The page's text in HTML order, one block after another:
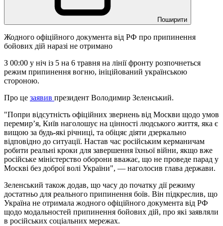
Поширити
Жодного офіційного документа від РФ про припинення
бойових дій наразі не отримано
З 00:00 у ніч із 5 на 6 травня на лінії фронту розпочнеться
режим припинення вогню, ініційований українською
стороною.
Про це заявив президент Володимир Зеленський.
"Попри відсутність офіційних звернень від Москви щодо умов
перемир’я, Київ наголошує на цінності людського життя, яка є
вищою за будь-які річниці, та обіцяє діяти дзеркально
відповідно до ситуації. Настав час російським керманичам
робити реальні кроки для завершення їхньої війни, якщо вже
російське міністерство оборони вважає, що не проведе парад у
Москві без доброї волі України", — наголосив глава держави.
Зеленський також додав, що часу до початку дії режиму
достатньо для реального припинення боїв. Він підкреслив, що
Україна не отримала жодного офіційного документа від РФ
щодо модальностей припинення бойових дій, про які заявляли
в російських соціальних мережах.